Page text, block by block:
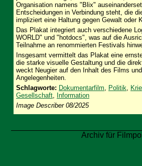
Organisation namens "Blix"
Entscheidungen in Verbindung steht, die
impliziert eine Haltung gegen Gewalt oder
Das Plakat integriert auch verschiedene
WORLD" und "hotdocs", was auf die
Teilnahme an renommierten Festivals
Insgesamt vermittelt das Plakat eine
die starke visuelle Gestaltung und die
weckt Neugier auf den Inhalt des Films
Angelegenheiten.
Schlagworte: Dokumentarfilm, Politik,
Gesellschaft, Information
Image Describer 08/2025
Archiv für